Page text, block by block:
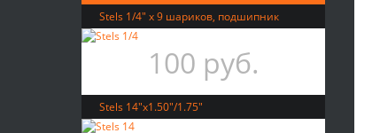
Stels 1/4" х 9 шариков, подшипник
100 руб.
Stels 14"x1.50"/1.75"